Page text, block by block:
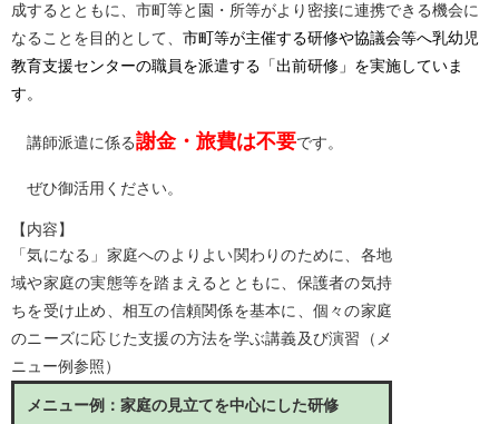
成するとともに、市町等と園・所等がより密接に連携できる機会に
なることを目的として、 市町等が主催する研修や協議会等へ乳幼児
教育支援センターの職員を派遣する「出前研修」を実施していま
す。
講師派遣に係る謝金・旅費は不要です。
ぜひ御活用ください。
【内容】
「気になる」家庭へのよりよい関わりのために、各地
域や家庭の実態等を踏まえるとともに、保護者の気持
ちを受け止め、相互の信頼関係を基本に、個々の家庭
のニーズに応じた支援の方法を学ぶ講義及び演習（メ
ニュー例参照）
メニュー例：家庭の見立てを中心にした研修